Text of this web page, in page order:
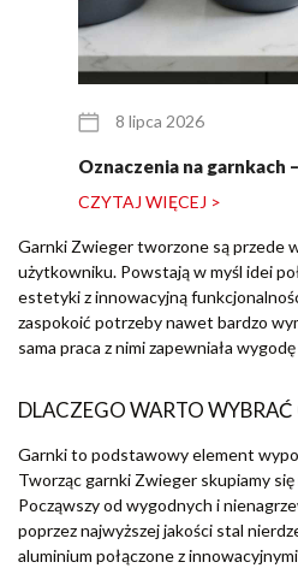
8 lipca 2026
Oznaczenia na garnkach
CZYTAJ WIĘCEJ >
Garnki Zwieger tworzone są przede
użytkowniku. Powstają w myśl idei
estetyki z innowacyjną
zaspokoić potrzeby nawet bardzo
sama praca z nimi zapewniała
DLACZEGO WARTO
Garnki to podstawowy element
Tworząc garnki Zwieger skupiamy
Począwszy od wygodnych i
poprzez najwyższej jakości stal
aluminium połączone z